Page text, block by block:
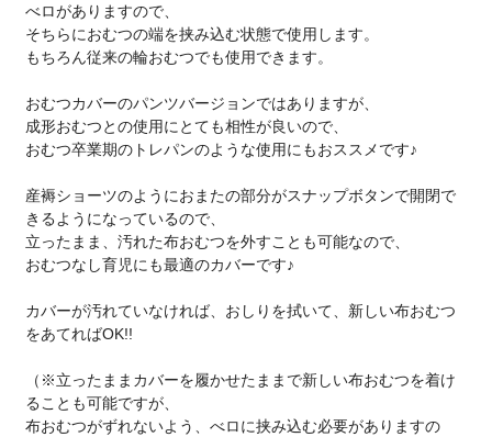
べロがありますので、
そちらにおむつの端を挟み込む状態で使用します。
もちろん従来の輪おむつでも使用できます。
おむつカバーのパンツバージョンではありますが、
成形おむつとの使用にとても相性が良いので、
おむつ卒業期のトレパンのような使用にもおススメです♪
産褥ショーツのようにおまたの部分がスナップボタンで開閉で
きるようになっているので、
立ったまま、汚れた布おむつを外すことも可能なので、
おむつなし育児にも最適のカバーです♪
カバーが汚れていなければ、おしりを拭いて、新しい布おむつ
をあてればOK!!
（※立ったままカバーを履かせたままで新しい布おむつを着け
ることも可能ですが、
布おむつがずれないよう、べロに挟み込む必要がありますの